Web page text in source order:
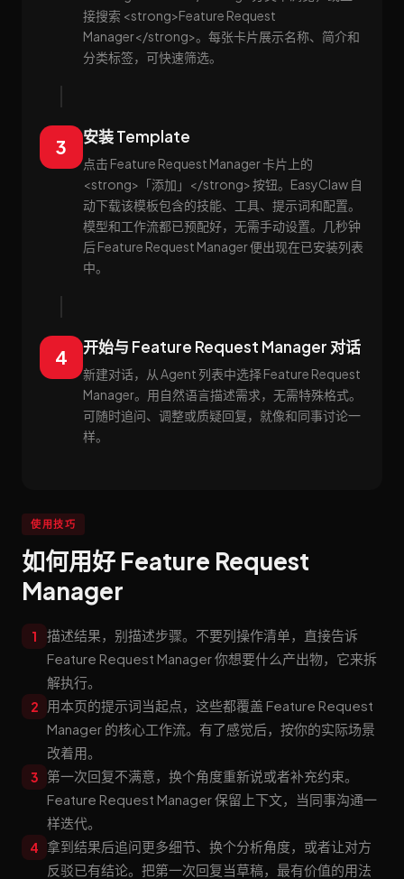
接搜索 <strong>Feature Request
Manager</strong>。每张卡片展示名称、简介和
分类标签，可快速筛选。
3 安装 Template
点击 Feature Request Manager 卡片上的
<strong>「添加」</strong> 按钮。EasyClaw 自
动下载该模板包含的技能、工具、提示词和配置。
模型和工作流都已预配好，无需手动设置。几秒钟
后 Feature Request Manager 便出现在已安装列表
中。
4 开始与 Feature Request Manager 对话
新建对话，从 Agent 列表中选择 Feature Request
Manager。用自然语言描述需求，无需特殊格式。
可随时追问、调整或质疑回复，就像和同事讨论一
样。
使用技巧
如何用好 Feature Request
Manager
1
描述结果，别描述步骤。不要列操作清单，直接告诉
Feature Request Manager 你想要什么产出物，它来拆
解执行。
2
用本页的提示词当起点，这些都覆盖 Feature Request
Manager 的核心工作流。有了感觉后，按你的实际场景
改着用。
3
第一次回复不满意，换个角度重新说或者补充约束。
Feature Request Manager 保留上下文，当同事沟通一
样迭代。
4
拿到结果后追问更多细节、换个分析角度，或者让对方
反驳已有结论。把第一次回复当草稿，最有价值的用法